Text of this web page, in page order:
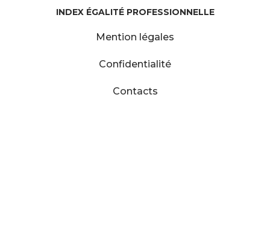
INDEX ÉGALITÉ PROFESSIONNELLE
Mention légales
Confidentialité
Contacts